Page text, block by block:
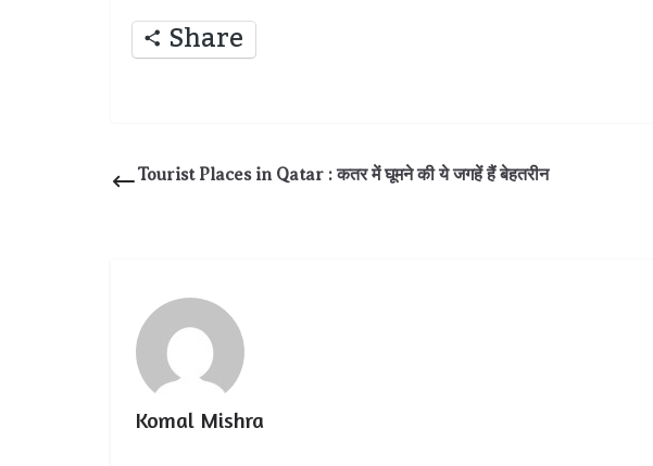
Share
Tourist Places in Qatar : कतर में घूमने की ये जगहें हैं बेहतरीन
Komal Mishra